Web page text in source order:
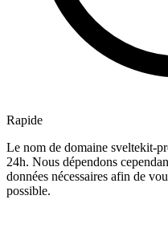
Rapide
Le nom de domaine sveltekit-
24h. Nous dépendons
données nécessaires afin de
possible.